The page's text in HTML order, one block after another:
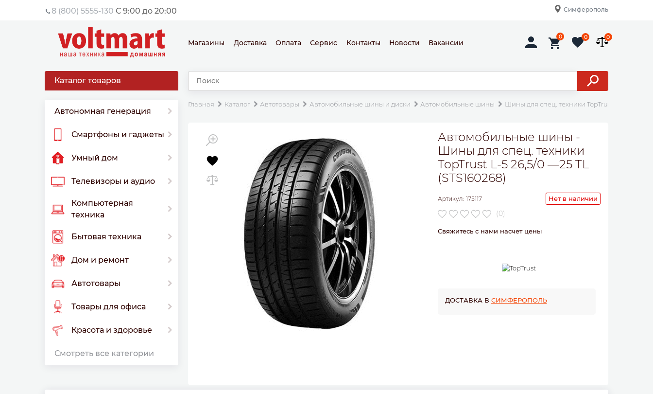
8 (800) 5555-130 С 9:00 до 20:00 Симферополь
Магазины Доставка Оплата Сервис Контакты Новости Вакансии
0 0 0
Каталог товаров
Автономная генерация
Смартфоны и гаджеты
Умный дом
Телевизоры и аудио
Компьютерная
техника
Бытовая техника
Дом и ремонт
Автотовары
Товары для офиса
Красота и здоровье
Смотреть все категории
Главная Каталог Автотовары Автомобильные шины и диски Автомобильные шины Шины для спец. техники TopTrust L-5 26,5/0
Автомобильные шины -
Шины для спец. техники
TopTrust L-5 26,5/0 —25 TL
(STS160268)
Артикул: 175117 Нет в наличии
(0)
Свяжитесь с нами насчет цены
ДОСТАВКА В СИМФЕРОПОЛЬ